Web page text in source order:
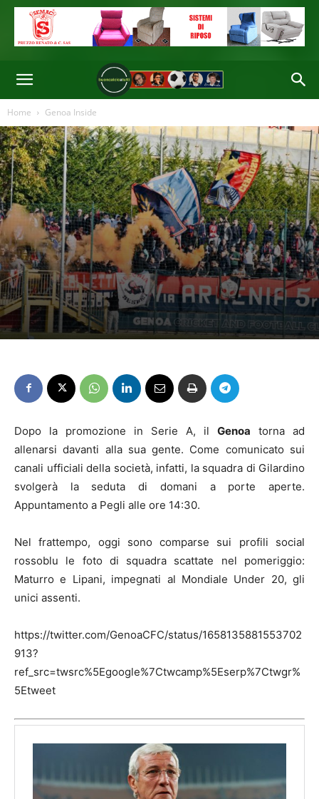
Home Genoa Inside
Dopo la promozione in Serie A, il Genoa torna ad
allenarsi davanti alla sua gente. Come comunicato sui
canali ufficiali della società, infatti, la squadra di Gilardino
svolgerà la seduta di domani a porte aperte.
Appuntamento a Pegli alle ore 14:30.
Nel frattempo, oggi sono comparse sui profili social
rossoblu le foto di squadra scattate nel pomeriggio:
Maturro e Lipani, impegnati al Mondiale Under 20, gli
unici assenti.
https://twitter.com/GenoaCFC/status/1658135881553702
913?
ref_src=twsrc%5Egoogle%7Ctwcamp%5Eserp%7Ctwgr%
5Etweet